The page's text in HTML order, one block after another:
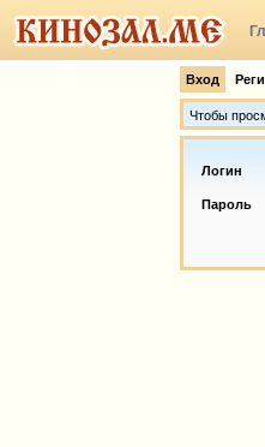
Вход
Чтобы
Логин
Пароль